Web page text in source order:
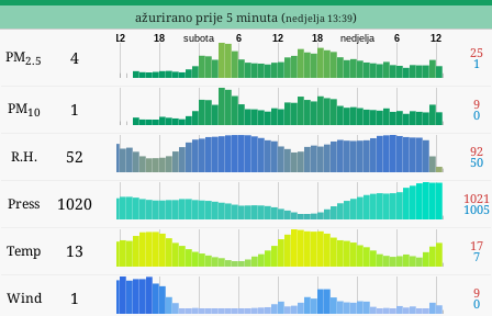
ažurirano prije 5 minuta (nedjelja 13:39)
PM2.5 4
12
6
nedjelja
18
12
6
subota
18
12
25
1
PM10 1 9
0
R.H. 52 92
50
Press 1020 1021
1005
Temp 13 17
7
Wind 1 9
0